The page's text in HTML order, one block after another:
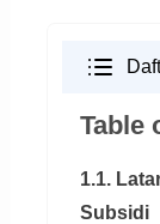
Table
1.1.
Subsidi